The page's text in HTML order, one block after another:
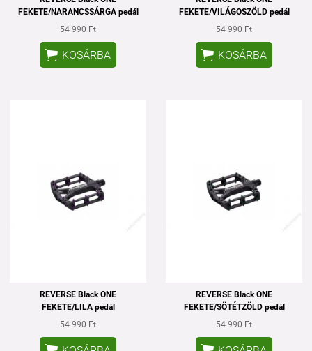
FEKETE/NARANCSSÁRGA pedál
54 990 Ft
 KOSÁRBA
FEKETE/VILÁGOSZÖLD pedál
54 990 Ft
 KOSÁRBA
REVERSE Black ONE
FEKETE/LILA pedál
54 990 Ft
REVERSE Black ONE
FEKETE/SÖTÉTZÖLD pedál
54 990 Ft